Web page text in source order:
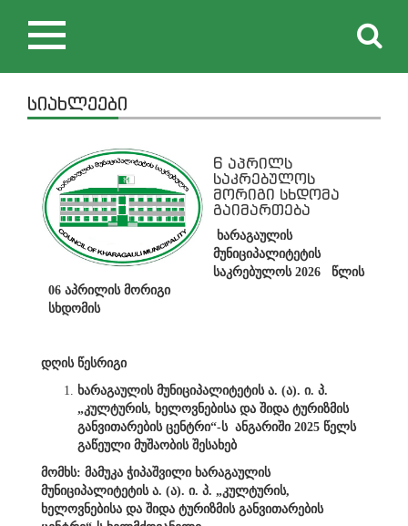
Toggle
navigation
სიახლეები
6 აპრილს
საკრებულოს
მორიგი სხდომა
გაიმართება
ხარაგაულის
მუნიციპალიტეტის
საკრებულოს 2026 წლის
06 აპრილის მორიგი
სხდომის
დღის წესრიგი
ხარაგაულის მუნიციპალიტეტის ა. (ა). ი. პ.
„კულტურის, ხელოვნებისა და შიდა ტურიზმის
განვითარების ცენტრი“-ს ანგარიში 2025 წელს
გაწეული მუშაობის შესახებ
მომხს: მამუკა ჭიპაშვილი ხარაგაულის
მუნიციპალიტეტის ა. (ა). ი. პ. „კულტურის,
ხელოვნებისა და შიდა ტურიზმის განვითარების